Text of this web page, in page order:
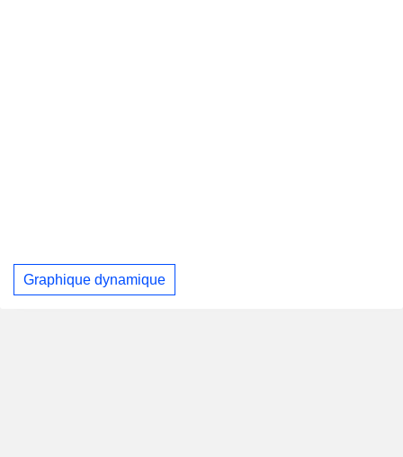
Graphique dynamique